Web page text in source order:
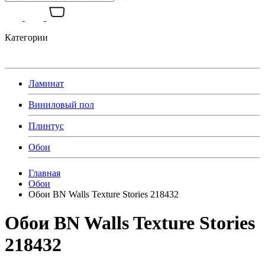
Категории
Ламинат
Виниловый пол
Плинтус
Обои
Главная
Обои
Обои BN Walls Texture Stories 218432
Обои BN Walls Texture Stories
218432